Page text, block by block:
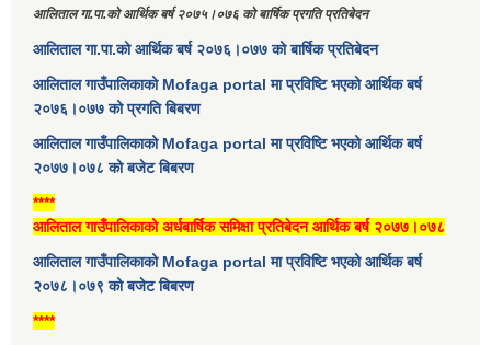
आलिताल गा.पा.को आर्थिक बर्ष २०७५।०७६ को बार्षिक प्रगति प्रतिबेदन
आलिताल गा.पा.को आर्थिक बर्ष २०७६।०७७ को बार्षिक प्रतिबेदन
आलिताल गाउँपालिकाको Mofaga portal मा प्रविष्टि भएको आर्थिक बर्ष
२०७६।०७७ को प्रगति बिबरण
आलिताल गाउँपालिकाको Mofaga portal मा प्रविष्टि भएको आर्थिक बर्ष
२०७७।०७८ को बजेट बिबरण
****
आलिताल गाउँपालिकाको अर्धबार्षिक समिक्षा प्रतिबेदन आर्थिक बर्ष २०७७।०७८
आलिताल गाउँपालिकाको Mofaga portal मा प्रविष्टि भएको आर्थिक बर्ष
२०७८।०७९ को बजेट बिबरण
****